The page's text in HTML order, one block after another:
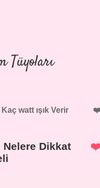
Tüyoları
watt ışık Verir
Nelere Dikkat